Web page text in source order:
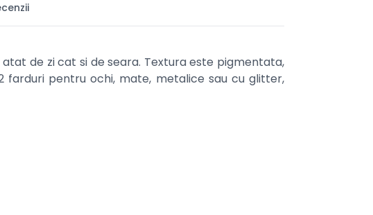
de zi cat si de seara. Textura este pigmentata,
farduri pentru ochi, mate, metalice sau cu glitter,